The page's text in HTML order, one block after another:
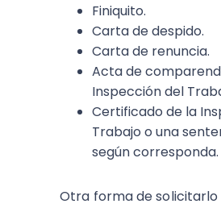
Finiquito.
Carta de despido.
Carta de renuncia.
Acta de
Inspección del
Certificado de la
Trabajo o una
según corresponda.
Otra forma de solicitarlo